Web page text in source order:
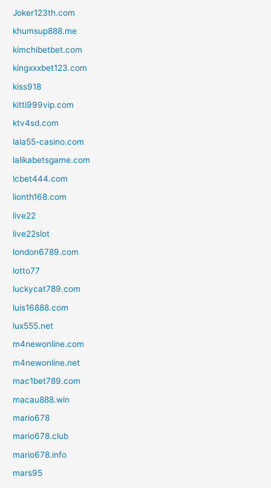
Joker123th.com
khumsup888.me
kimchibetbet.com
kingxxxbet123.com
kiss918
kitti999vip.com
ktv4sd.com
lala55-casino.com
lalikabetsgame.com
lcbet444.com
lionth168.com
live22
live22slot
london6789.com
lotto77
luckycat789.com
luis16888.com
lux555.net
m4newonline.com
m4newonline.net
mac1bet789.com
macau888.win
mario678
mario678.club
mario678.info
mars95